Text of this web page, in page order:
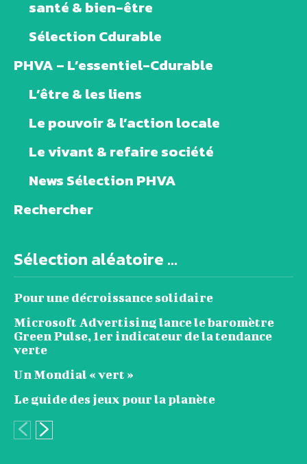
santé & bien-être
Sélection Cdurable
PHVA – L’essentiel-Cdurable
L’être & les liens
Le pouvoir & l’action locale
Le vivant & refaire société
News Sélection PHVA
Rechercher
Sélection aléatoire ...
Pour une décroissance solidaire
Microsoft Advertising lance le baromètre
Green Pulse, 1er indicateur de la tendance
verte
Un Mondial « vert »
Le guide des jeux pour la planète